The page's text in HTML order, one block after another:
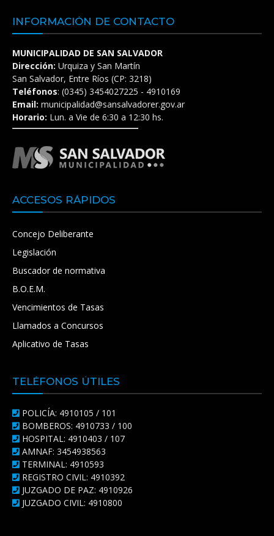
INFORMACIÓN DE CONTACTO
MUNICIPALIDAD DE SAN SALVADOR
Dirección: Urquiza y San Martín
San Salvador, Entre Ríos (CP: 3218)
Teléfonos: (0345) 3454027225 - 4910169
Email: municipalidad@sansalvadorer.gov.ar
Horario: Lun. a Vie de 6:30 a 12:30 hs.
ACCESOS RÁPIDOS
Concejo Deliberante
Legislación
Buscador de normativa
B.O.E.M.
Vencimientos de Tasas
Llamados a Concursos
Aplicativo de Tasas
TELÉFONOS ÚTILES
POLICÍA: 4910105 / 101
BOMBEROS: 4910733 / 100
HOSPITAL: 4910403 / 107
AMNAF: 3454938563
TERMINAL: 4910593
REGISTRO CIVIL: 4910392
JUZGADO DE PAZ: 4910926
JUZGADO CIVIL: 4910800